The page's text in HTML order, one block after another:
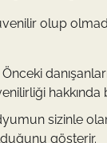
olup
Önceki
hakkında
sizinle
gösterir.